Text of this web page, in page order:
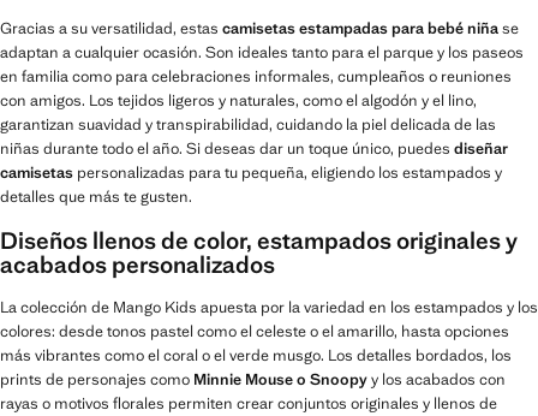
Gracias a su versatilidad, estas camisetas estampadas para bebé niñase
adaptan a cualquier ocasión. Son ideales tanto para el parque y los paseos
en familia como para celebraciones informales, cumpleaños o reuniones
con amigos. Los tejidos ligeros y naturales, como el algodón y el lino,
garantizan suavidad y transpirabilidad, cuidando la piel delicada de las
niñas durante todo el año. Si deseas dar un toque único, puedes diseñar
camisetas personalizadas para tu pequeña, eligiendo los estampados y
detalles que más te gusten.
Diseños llenos de color, estampados originales y
acabados personalizados
La colección de Mango Kids apuesta por la variedad en los estampados y los
colores: desde tonos pastel como el celeste o el amarillo, hasta opciones
más vibrantes como el coral o el verde musgo. Los detalles bordados, los
prints de personajes como Minnie Mouse o Snoopyy los acabados con
rayas o motivos florales permiten crear conjuntos originales y llenos de